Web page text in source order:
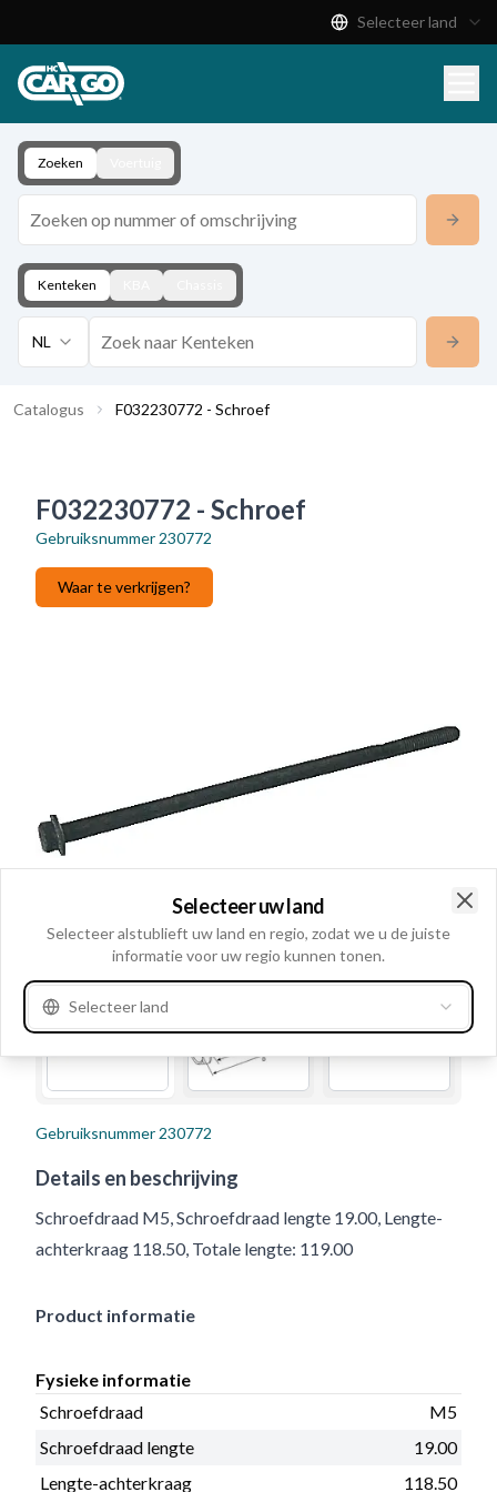
Download
Contact
Selecteer land
Zoeken
Kenteken
NL
Catalogus F032230772 - Schroef
F032230772 - Schroef
Gebruiksnummer 230772
Waar te verkrijgen?
Gebruiksnummer 230772
Details en beschrijving
Schroefdraad M5, Schroefdraad lengte 19.00, Lengte-
achterkraag 118.50, Totale lengte: 119.00
Product informatie
Fysieke informatie
Schroefdraad
M5
Schroefdraad lengte
19.00
Lengte-achterkraag
118.50
Selecteer uw land
Selecteer alstublieft uw land en regio, zodat we u de juiste
informatie voor uw regio kunnen tonen.
Selecteer land